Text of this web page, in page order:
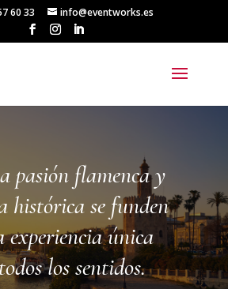
60 33 info@eventworks.es
pasión flamenca y
histórica se funden
experiencia única
los sentidos.